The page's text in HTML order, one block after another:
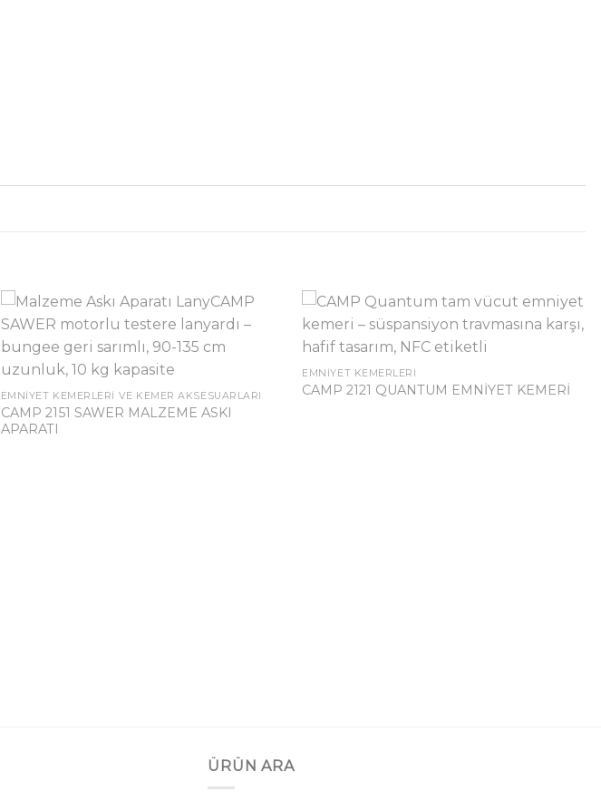
EMNIYET KEMERLERI VE KEMER AKSESUARLARI
CAMP 2151 SAWER MALZEME ASKI
APARATI
EMNIYET KEMERLERI
CAMP 2121 QUANTUM EMNİYET KEMERİ
ÜRÜN ARA